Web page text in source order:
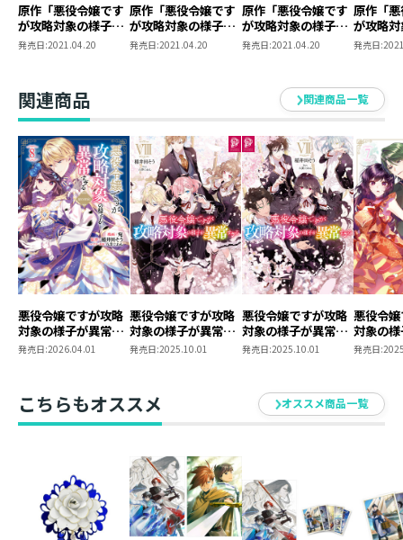
原作「悪役令嬢です
が攻略対象の様子が
異常すぎる」アクリ
発売日:2021.04.20
原作「悪役令嬢です
が攻略対象の様子が
異常すぎる」アクリ
発売日:2021.04.20
原作「悪役令嬢です
が攻略対象の様子が
異常すぎる」アクリ
発売日:2021.04.20
原作「
が攻略
異常す
発売日:
関連商品 関連商品一覧
悪役令嬢ですが攻略
対象の様子が異常す
ぎる@COMIC 第8巻
発売日:2026.04.01
悪役令嬢ですが攻略
対象の様子が異常す
ぎる8
発売日:2025.10.01
悪役令嬢ですが攻略
対象の様子が異常す
ぎる7
発売日:2025.10.01
悪役令
対象の
ぎる
発売日:
こちらもオススメ オススメ商品一覧